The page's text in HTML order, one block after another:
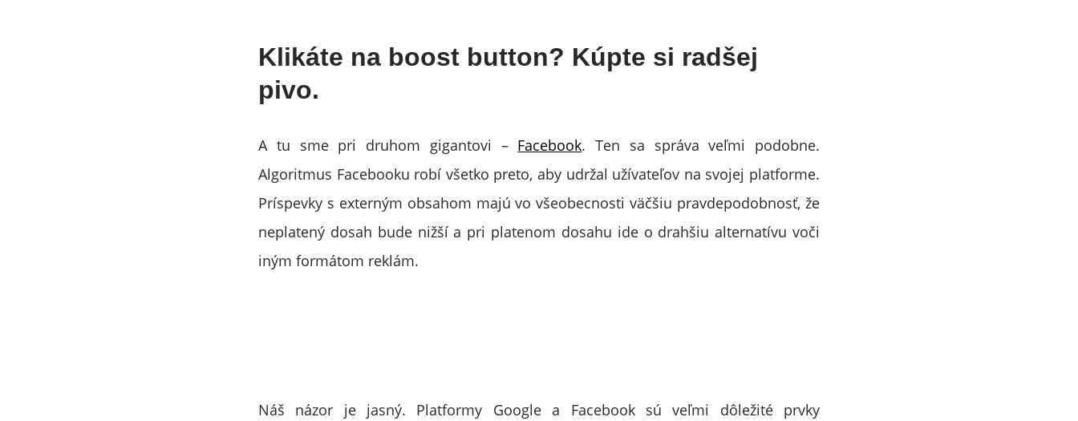
Klikáte na boost button? Kúpte si radšej
pivo.
A tu sme pri druhom gigantovi – Facebook. Ten sa správa veľmi podobne.
Algoritmus Facebooku robí všetko preto, aby udržal užívateľov na svojej platforme.
Príspevky s externým obsahom majú vo všeobecnosti väčšiu pravdepodobnosť, že
neplatený dosah bude nižší a pri platenom dosahu ide o drahšiu alternatívu voči
iným formátom reklám.
Náš názor je jasný. Platformy Google a Facebook sú veľmi dôležité prvky